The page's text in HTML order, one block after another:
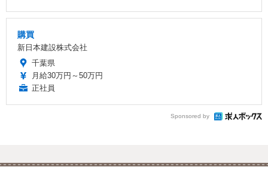
購買
新日本建設株式会社
千葉県
月給30万円～50万円
正社員
Sponsored by